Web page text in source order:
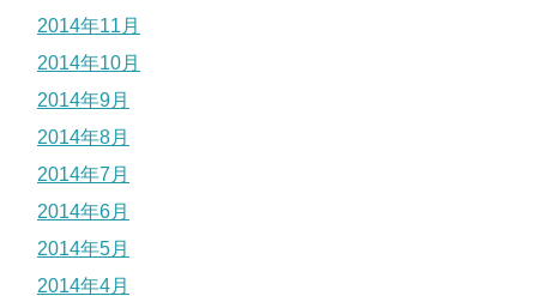
2014年11月
2014年10月
2014年9月
2014年8月
2014年7月
2014年6月
2014年5月
2014年4月